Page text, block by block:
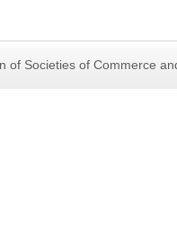
of Societies of Commerce